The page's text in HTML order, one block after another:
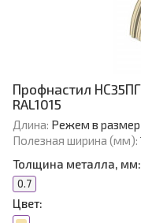
Профнастил
RAL1015
Длина: Режем в размер
Полезная ширина (мм):
Толщина металла, мм:
0.7
Цвет: